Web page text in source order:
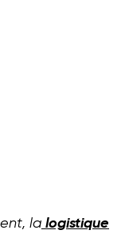
la logistique